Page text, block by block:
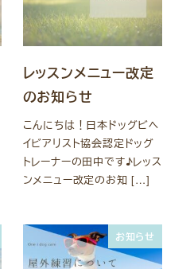
レッスンメニュー改定
のお知らせ
こんにちは！日本ドッグビヘ
イビアリスト協会認定ドッグ
トレーナーの田中です♪レッス
ンメニュー改定のお知 […]
お知らせ